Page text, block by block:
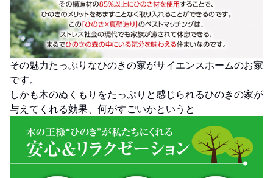
その魅力たっぷりなひのきの家がサイエンスホームのお家
です。
しかも木のぬくもりをたっぷりと感じられるひのきの家が
与えてくれる効果、何がすごいかというと